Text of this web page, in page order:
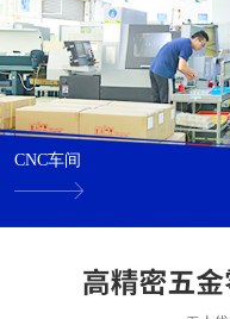
CNC车间